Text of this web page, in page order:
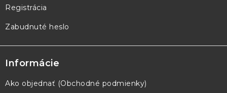
Registrácia
Zabudnuté heslo
Informácie
Ako objednať (Obchodné podmienky)